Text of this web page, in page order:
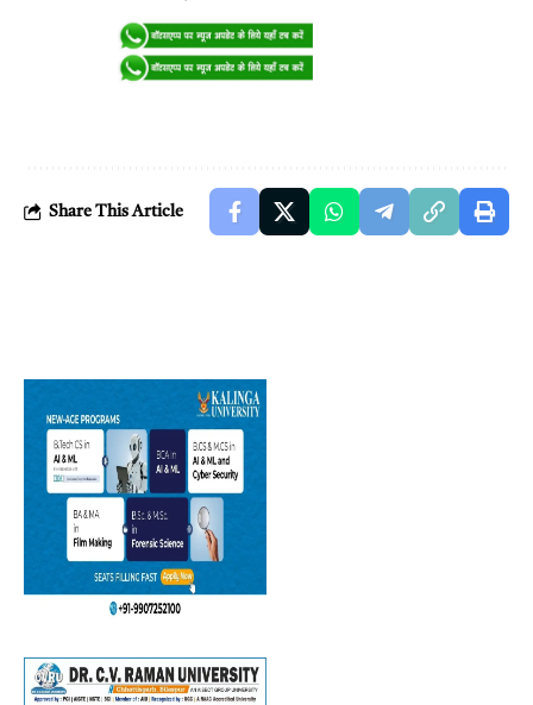
Share This Article